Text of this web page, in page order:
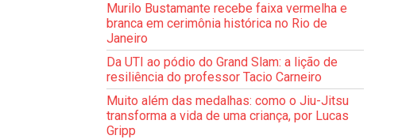
Murilo Bustamante recebe faixa vermelha e
branca em cerimônia histórica no Rio de
Janeiro
Da UTI ao pódio do Grand Slam: a lição de
resiliência do professor Tacio Carneiro
Muito além das medalhas: como o Jiu-Jitsu
transforma a vida de uma criança, por Lucas
Gripp